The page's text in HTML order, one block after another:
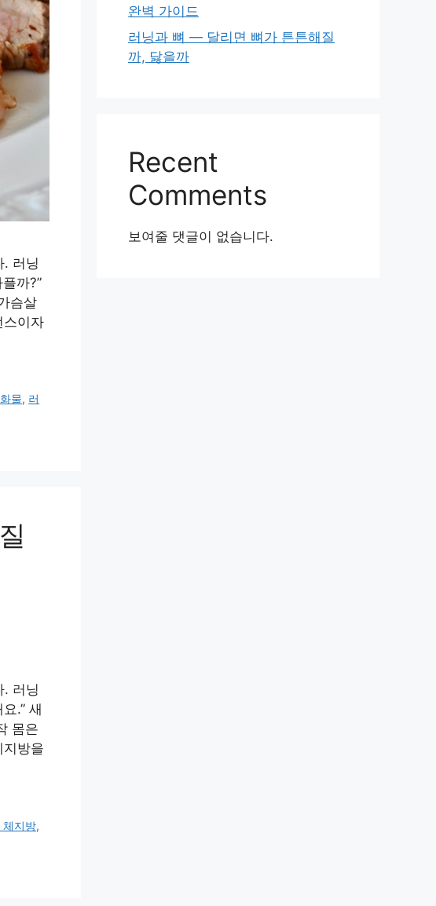
. 러닝
까?”
슴살
스이자
물, 러
. 러닝
.” 새
몸은
방을
체지방,
완벽 가이드
러닝과 뼈 — 달리면 뼈가 튼튼해질
까, 닳을까
Recent
Comments
보여줄 댓글이 없습니다.